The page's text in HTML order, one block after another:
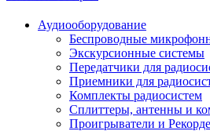
Аудиооборудование
Беспроводные
Экскурсионные системы
Передатчики для
Приемники для
Комплекты радиосистем
Сплиттеры, антенны и
Проигрыватели и